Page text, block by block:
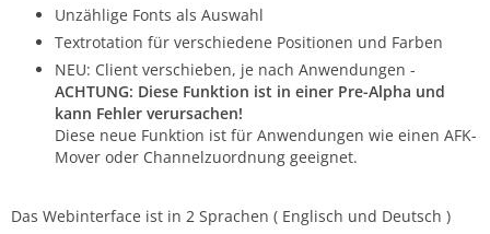
Unzählige Fonts als Auswahl
Textrotation für verschiedene Positionen und Farben
NEU: Client verschieben, je nach Anwendungen -
ACHTUNG: Diese Funktion ist in einer Pre-Alpha und
kann Fehler verursachen!
Diese neue Funktion ist für Anwendungen wie einen AFK-
Mover oder Channelzuordnung geeignet.
Das Webinterface ist in 2 Sprachen ( Englisch und Deutsch )